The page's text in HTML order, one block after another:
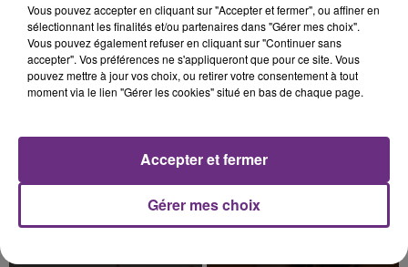
C'était l'une des institutions du centre-ville
rémois. Le magasin JouéClub est contraint de
fermer ses portes.
TITRES DIFFUSÉS
5h45
5h45 5h41
5h41
Vous pouvez accepter en cliquant sur "Accepter et fermer", ou affiner en
sélectionnant les finalités et/ou partenaires dans "Gérer mes choix".
Vous pouvez également refuser en cliquant sur "Continuer sans
accepter". Vos préférences ne s'appliqueront que pour ce site. Vous
pouvez mettre à jour vos choix, ou retirer votre consentement à tout
moment via le lien "Gérer les cookies" situé en bas de chaque page.
Gérer mes choix
Accepter et fermer